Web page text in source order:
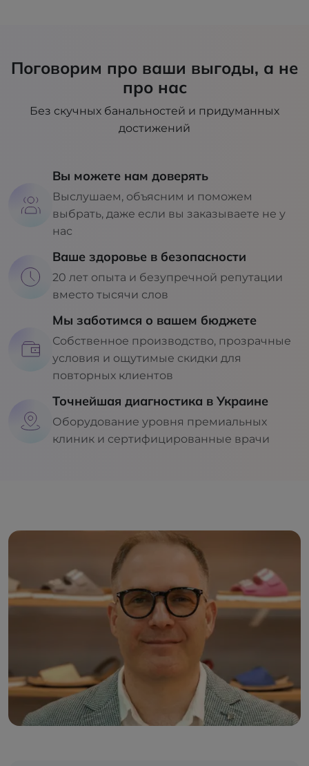
Поговорим про ваши выгоды, а не
про нас
Без скучных банальностей и придуманных
достижений
Вы можете нам доверять
Выслушаем, объясним и поможем
выбрать, даже если вы заказываете не у
нас
Ваше здоровье в безопасности
20 лет опыта и безупречной репутации
вместо тысячи слов
Мы заботимся о вашем бюджете
Собственное производство, прозрачные
условия и ощутимые скидки для
повторных клиентов
Точнейшая диагностика в Украине
Оборудование уровня премиальных
клиник и сертифицированные врачи